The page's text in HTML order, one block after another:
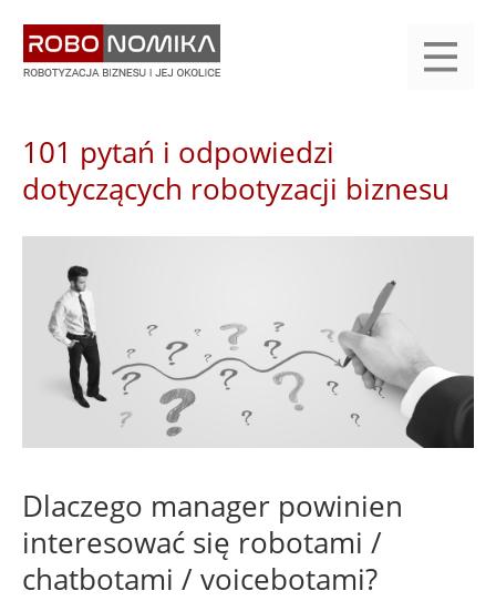
treści
yasne
main
menu
101 pytań i odpowiedzi
dotyczących robotyzacji biznesu
Dlaczego manager powinien
interesować się robotami /
chatbotami / voicebotami?